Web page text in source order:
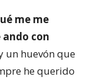
me me
ando con
un huevón que
he querido